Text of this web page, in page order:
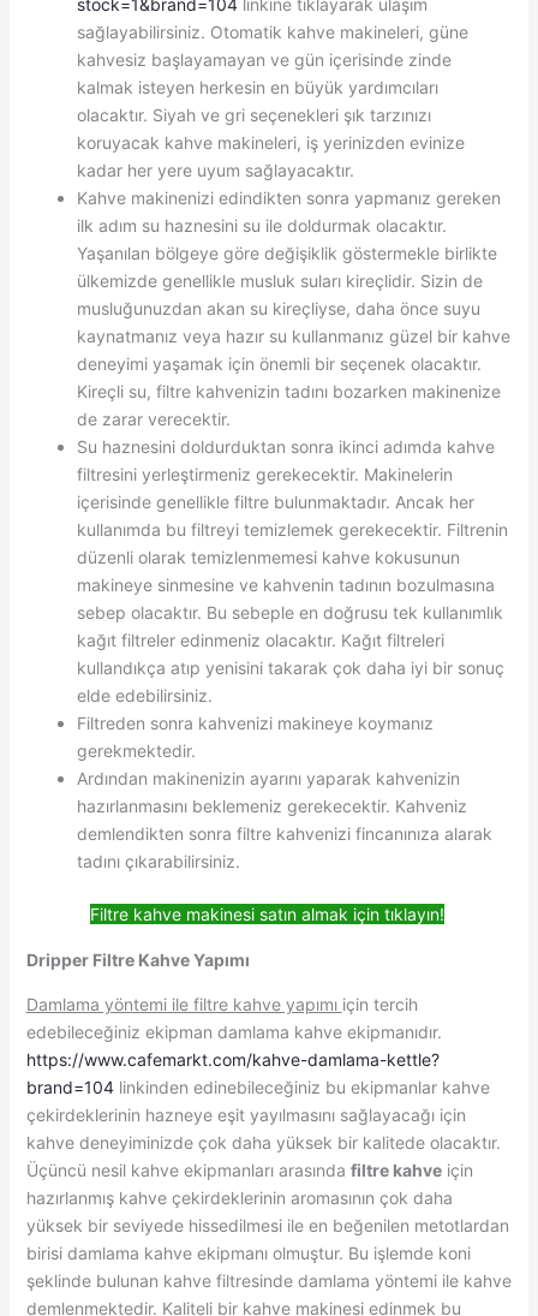
stock=1&brand=104linkine tıklayarak ulaşım
sağlayabilirsiniz. Otomatik kahve makineleri, güne
kahvesiz başlayamayan ve gün içerisinde zinde
kalmak isteyen herkesin en büyük yardımcıları
olacaktır. Siyah ve gri seçenekleri şık tarzınızı
koruyacak kahve makineleri, iş yerinizden evinize
kadar her yere uyum sağlayacaktır.
Kahve makinenizi edindikten sonra yapmanız gereken
ilk adım su haznesini su ile doldurmak olacaktır.
Yaşanılan bölgeye göre değişiklik göstermekle birlikte
ülkemizde genellikle musluk suları kireçlidir. Sizin de
musluğunuzdan akan su kireçliyse, daha önce suyu
kaynatmanız veya hazır su kullanmanız güzel bir kahve
deneyimi yaşamak için önemli bir seçenek olacaktır.
Kireçli su, filtre kahvenizin tadını bozarken makinenize
de zarar verecektir.
Su haznesini doldurduktan sonra ikinci adımda kahve
filtresini yerleştirmeniz gerekecektir. Makinelerin
içerisinde genellikle filtre bulunmaktadır. Ancak her
kullanımda bu filtreyi temizlemek gerekecektir. Filtrenin
düzenli olarak temizlenmemesi kahve kokusunun
makineye sinmesine ve kahvenin tadının bozulmasına
sebep olacaktır. Bu sebeple en doğrusu tek kullanımlık
kağıt filtreler edinmeniz olacaktır. Kağıt filtreleri
kullandıkça atıp yenisini takarak çok daha iyi bir sonuç
elde edebilirsiniz.
Filtreden sonra kahvenizi makineye koymanız
gerekmektedir.
Ardından makinenizin ayarını yaparak kahvenizin
hazırlanmasını beklemeniz gerekecektir. Kahveniz
demlendikten sonra filtre kahvenizi fincanınıza alarak
tadını çıkarabilirsiniz.
Filtre kahve makinesi satın almak için tıklayın!
Dripper Filtre Kahve Yapımı
Damlama yöntemi ile filtre kahve yapımı için tercih
edebileceğiniz ekipman damlama kahve ekipmanıdır.
https://www.cafemarkt.com/kahve-damlama-kettle?
brand=104linkinden edinebileceğiniz bu ekipmanlar kahve
çekirdeklerinin hazneye eşit yayılmasını sağlayacağı için
kahve deneyiminizde çok daha yüksek bir kalitede olacaktır.
Üçüncü nesil kahve ekipmanları arasında filtre kahveiçin
hazırlanmış kahve çekirdeklerinin aromasının çok daha
yüksek bir seviyede hissedilmesi ile en beğenilen metotlardan
birisi damlama kahve ekipmanı olmuştur. Bu işlemde koni
şeklinde bulunan kahve filtresinde damlama yöntemi ile kahve
demlenmektedir. Kaliteli bir kahve makinesi edinmek bu